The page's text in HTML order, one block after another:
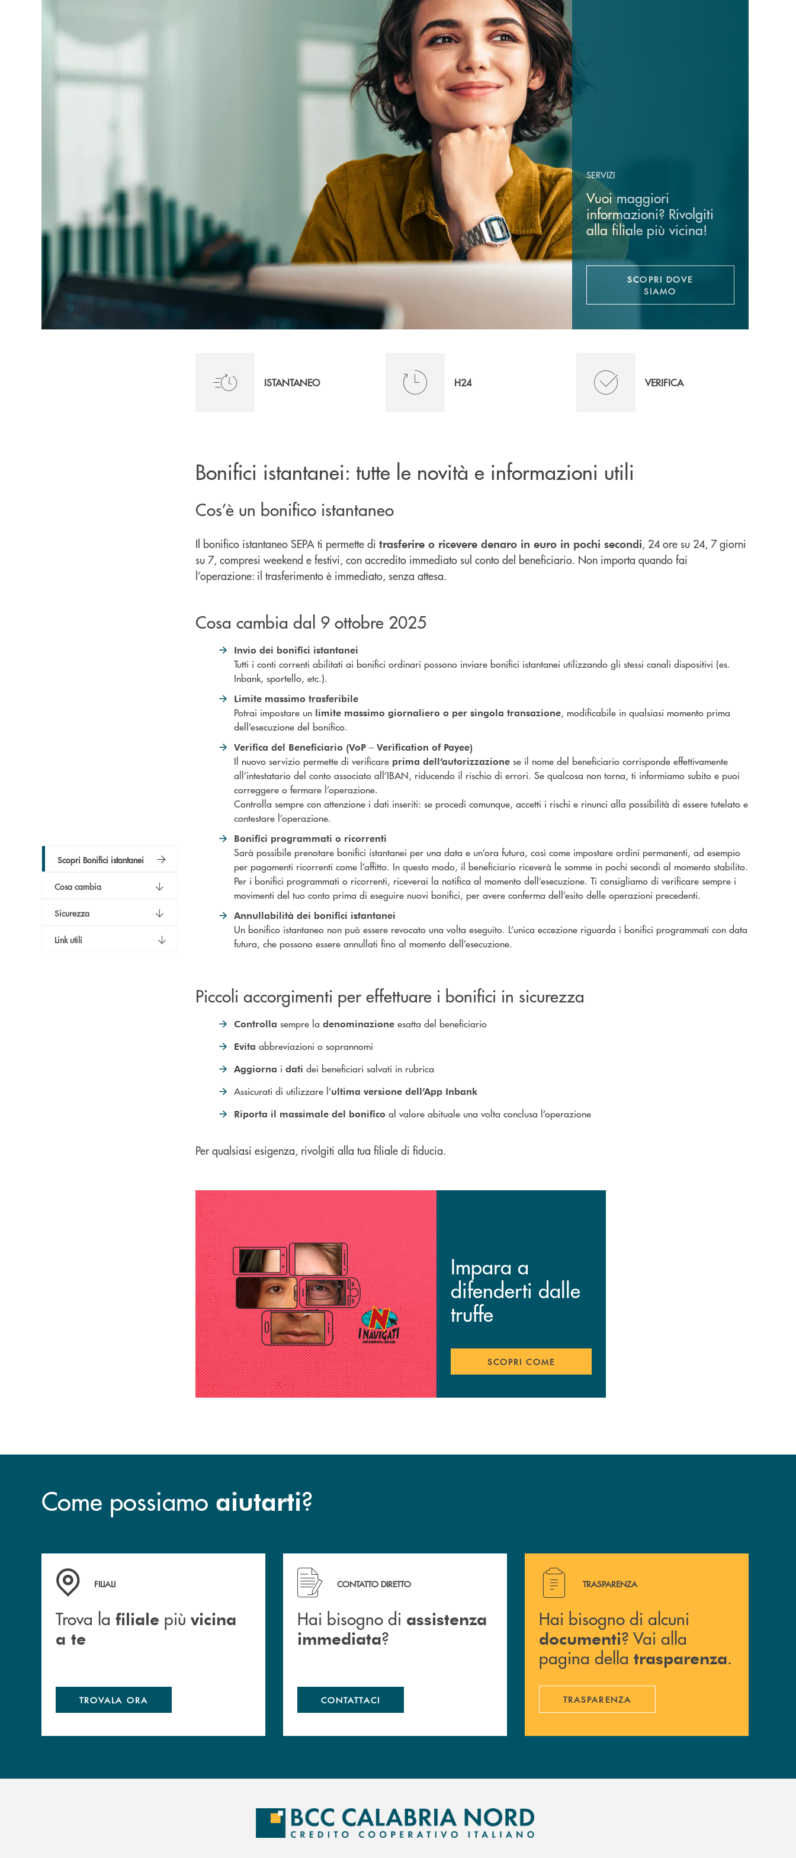
SERVIZI
Vuoi maggiori
informazioni? Rivolgiti
alla filiale più vicina!
SCOPRI DOVE
SIAMO
Scopri Bonifici istantanei
Cosa cambia
Sicurezza
Link utili
ISTANTANEO H24 VERIFICA
Bonifici istantanei: tutte le novità e informazioni utili
Cos’è un bonifico istantaneo
Il bonifico istantaneo SEPA ti permette di trasferire o ricevere denaro in euro in pochi secondi, 24 ore su 24, 7 giorni
su 7, compresi weekend e festivi, con accredito immediato sul conto del beneficiario. Non importa quando fai
l’operazione: il trasferimento è immediato, senza attesa.
Cosa cambia dal 9 ottobre 2025
Invio dei bonifici istantanei
Tutti i conti correnti abilitati ai bonifici ordinari possono inviare bonifici istantanei utilizzando gli stessi canali dispositivi (es.
Inbank, sportello, etc.).
Limite massimo trasferibile
Potrai impostare un limite massimo giornaliero o per singola transazione, modificabile in qualsiasi momento prima
dell’esecuzione del bonifico.
Verifica del Beneficiario (VoP – Verification of Payee)
Il nuovo servizio permette di verificare prima dell’autorizzazione se il nome del beneficiario corrisponde effettivamente
all’intestatario del conto associato all’IBAN, riducendo il rischio di errori. Se qualcosa non torna, ti informiamo subito e puoi
correggere o fermare l’operazione.
Controlla sempre con attenzione i dati inseriti: se procedi comunque, accetti i rischi e rinunci alla possibilità di essere tutelato e
contestare l’operazione.
Bonifici programmati o ricorrenti
Sarà possibile prenotare bonifici istantanei per una data e un’ora futura, così come impostare ordini permanenti, ad esempio
per pagamenti ricorrenti come l’affitto. In questo modo, il beneficiario riceverà le somme in pochi secondi al momento stabilito.
Per i bonifici programmati o ricorrenti, riceverai la notifica al momento dell’esecuzione. Ti consigliamo di verificare sempre i
movimenti del tuo conto prima di eseguire nuovi bonifici, per avere conferma dell’esito delle operazioni precedenti.
Annullabilità dei bonifici istantanei
Un bonifico istantaneo non può essere revocato una volta eseguito. L’unica eccezione riguarda i bonifici programmati con data
futura, che possono essere annullati fino al momento dell’esecuzione.
Piccoli accorgimenti per effettuare i bonifici in sicurezza
Controlla sempre la denominazione esatta del beneficiario
Evita abbreviazioni o soprannomi
Aggiorna i dati dei beneficiari salvati in rubrica
Assicurati di utilizzare l’ultima versione dell’App Inbank
Riporta il massimale del bonifico al valore abituale una volta conclusa l’operazione
Per qualsiasi esigenza, rivolgiti alla tua filiale di fiducia.
Scopri come
Impara a
difenderti dalle
truffe
SCOPRI COME
Come possiamo aiutarti?
Trova la filiale più vicina a te
FILIALI
Trova la filiale più vicina
a te
TROVALA ORA
Hai bisogno di assistenza immediata ?
CONTATTO DIRETTO
Hai bisogno di assistenza
immediata?
CONTATTACI
Hai bisogno di alcuni documenti ? Vai alla pagina della
TRASPARENZA
Hai bisogno di alcuni
documenti? Vai alla
pagina della trasparenza.
TRASPARENZA